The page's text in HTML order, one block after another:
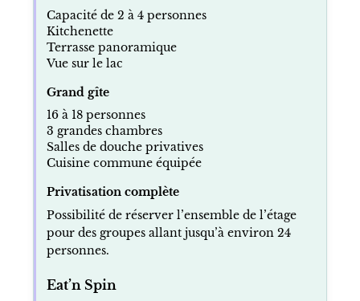
Capacité de 2 à 4 personnes
Kitchenette
Terrasse panoramique
Vue sur le lac
Grand gîte
16 à 18 personnes
3 grandes chambres
Salles de douche privatives
Cuisine commune équipée
Privatisation complète
Possibilité de réserver l’ensemble de l’étage
pour des groupes allant jusqu’à environ 24
personnes.
Eat’n Spin